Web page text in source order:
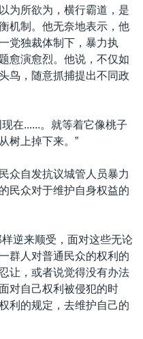
为所欲为，横行霸道，是
机制。他无奈地表示，他
党独裁体制下，暴力执
愈演愈烈。他说，不仅如
鸟，随意抓捕提出不同政
在......。就等着它像桃子
树上掉下来。”
众自发抗议城管人员暴力
民众对于维护自身权益的
逆来顺受，面对这些无论
群人对普通民众的权利的
让，或者说觉得没有办法
对自己权利被侵犯的时
利的规定，去维护自己的